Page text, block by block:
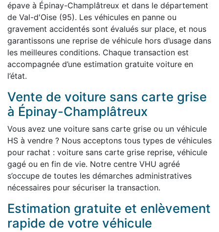
épave à Épinay-Champlâtreux et dans le département
de Val-d'Oise (95). Les véhicules en panne ou
gravement accidentés sont évalués sur place, et nous
garantissons une reprise de véhicule hors d’usage dans
les meilleures conditions. Chaque transaction est
accompagnée d’une estimation gratuite voiture en
l’état.
Vente de voiture sans carte grise
à Épinay-Champlâtreux
Vous avez une voiture sans carte grise ou un véhicule
HS à vendre ? Nous acceptons tous types de véhicules
pour rachat : voiture sans carte grise reprise, véhicule
gagé ou en fin de vie. Notre centre VHU agréé
s’occupe de toutes les démarches administratives
nécessaires pour sécuriser la transaction.
Estimation gratuite et enlèvement
rapide de votre véhicule